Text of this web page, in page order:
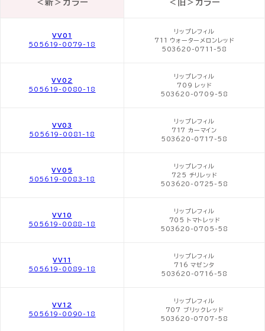
＜新＞カラー ＜旧＞カラー
VV01
505619-0079-18
リップレフィル
711 ウォーターメロンレッド
503620-0711-58
VV02
505619-0080-18
リップレフィル
709 レッド
503620-0709-58
VV03
505619-0081-18
リップレフィル
717 カーマイン
503620-0717-58
VV05
505619-0083-18
リップレフィル
725 チリレッド
503620-0725-58
VV10
505619-0088-18
リップレフィル
705 トマトレッド
503620-0705-58
VV11
505619-0089-18
リップレフィル
716 マゼンタ
503620-0716-58
VV12
505619-0090-18
リップレフィル
707 ブリックレッド
503620-0707-58